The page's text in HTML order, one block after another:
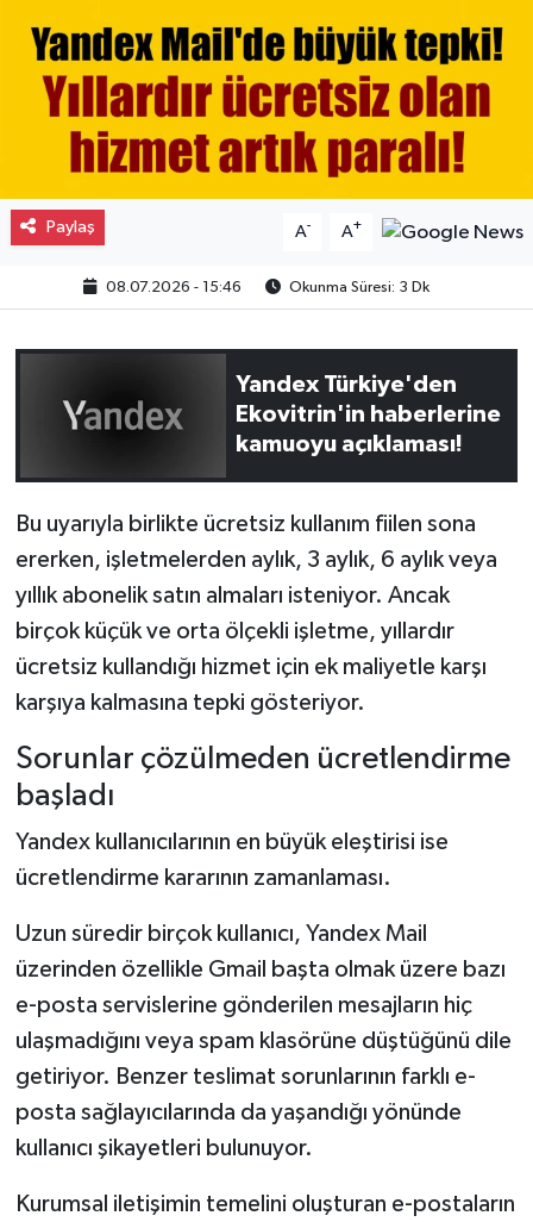
Paylaş A- A+
08.07.2026 - 15:46 Okunma Süresi: 3 Dk
Yandex Türkiye'den
Ekovitrin'in haberlerine
kamuoyu açıklaması!
Bu uyarıyla birlikte ücretsiz kullanım fiilen sona
ererken, işletmelerden aylık, 3 aylık, 6 aylık veya
yıllık abonelik satın almaları isteniyor. Ancak
birçok küçük ve orta ölçekli işletme, yıllardır
ücretsiz kullandığı hizmet için ek maliyetle karşı
karşıya kalmasına tepki gösteriyor.
Sorunlar çözülmeden ücretlendirme
başladı
Yandex kullanıcılarının en büyük eleştirisi ise
ücretlendirme kararının zamanlaması.
Uzun süredir birçok kullanıcı, Yandex Mail
üzerinden özellikle Gmail başta olmak üzere bazı
e-posta servislerine gönderilen mesajların hiç
ulaşmadığını veya spam klasörüne düştüğünü dile
getiriyor. Benzer teslimat sorunlarının farklı e-
posta sağlayıcılarında da yaşandığı yönünde
kullanıcı şikayetleri bulunuyor.
Kurumsal iletişimin temelini oluşturan e-postaların
Eğitim